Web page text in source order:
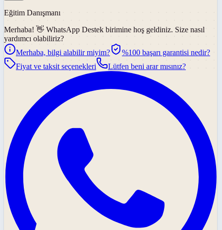
Eğitim Danışmanı
Merhaba! 👋 WhatsApp Destek birimine hoş geldiniz. Size nasıl
yardımcı olabiliriz?
Merhaba, bilgi alabilir miyim?
%100 başarı garantisi nedir?
Fiyat ve taksit seçenekleri
Lütfen beni arar mısınız?